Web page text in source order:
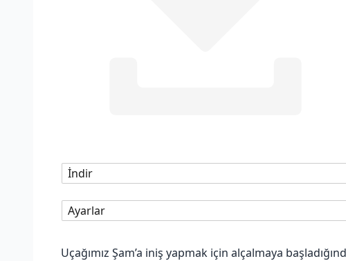
İndir
Ayarlar
Uçağımız Şam’a iniş yapmak için alçalmaya